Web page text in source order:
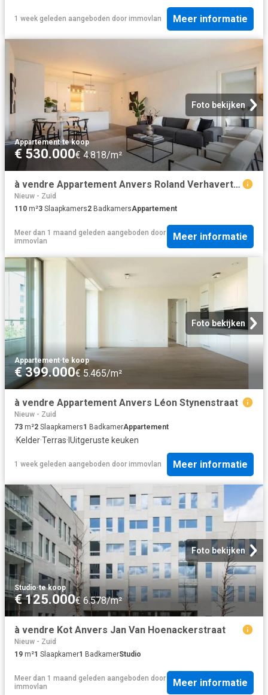
1 week geleden aangeboden door immovlan Meer informatie
Foto bekijken
Appartement·te koop
€ 530.000€ 4.818/m²
à vendre Appartement Anvers Roland Verhavertpad
Nieuw - Zuid
110 m²3 Slaapkamers2 BadkamersAppartement
Meer dan 1 maand geleden aangeboden door
immovlan
Meer informatie
Foto bekijken
Appartement·te koop
€ 399.000€ 5.465/m²
à vendre Appartement Anvers Léon Stynenstraat
Nieuw - Zuid
73 m²2 Slaapkamers1 BadkamerAppartement
·Kelder·Terras·IUitgeruste keuken
1 week geleden aangeboden door immovlan Meer informatie
Foto bekijken
Studio·te koop
€ 125.000€ 6.578/m²
à vendre Kot Anvers Jan Van Hoenackerstraat
Nieuw - Zuid
19 m²1 Slaapkamer1 BadkamerStudio
Meer dan 1 maand geleden aangeboden door
immovlan
Meer informatie